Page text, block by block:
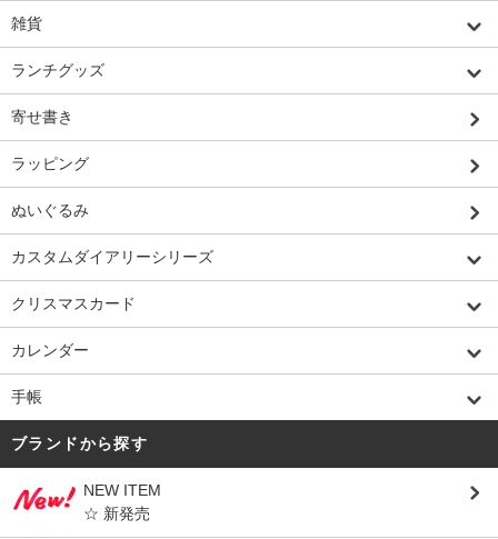
雑貨
ランチグッズ
寄せ書き
ラッピング
ぬいぐるみ
カスタムダイアリーシリーズ
クリスマスカード
カレンダー
手帳
ブランドから探す
NEW ITEM
☆ 新発売